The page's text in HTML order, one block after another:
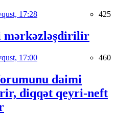
17:28 425
mərkəzləşdirilir
17:00 460
daimi
diqqət qeyri-neft